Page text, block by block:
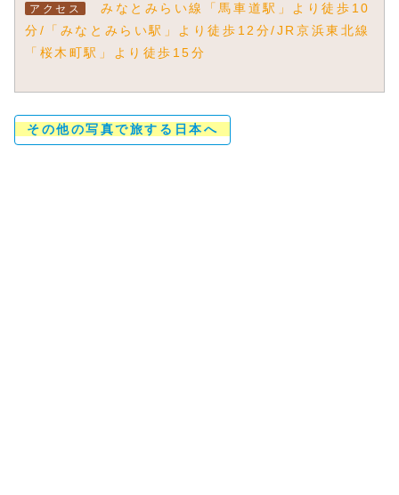
アクセス
みなとみらい線「馬車道駅」より徒歩10
分/「みなとみらい駅」より徒歩12分/JR京浜東北線
「桜木町駅」より徒歩15分
その他の写真で旅する日本へ